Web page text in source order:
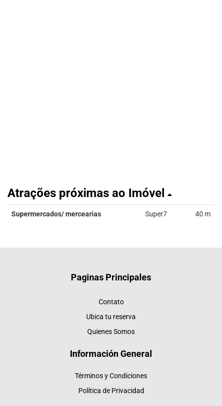
Atrações próximas ao Imóvel
Supermercados/ mercearias Super7 40 m
Paginas Principales
Contato
Ubica tu reserva
Quienes Somos
Información General
Términos y Condiciones
Política de Privacidad